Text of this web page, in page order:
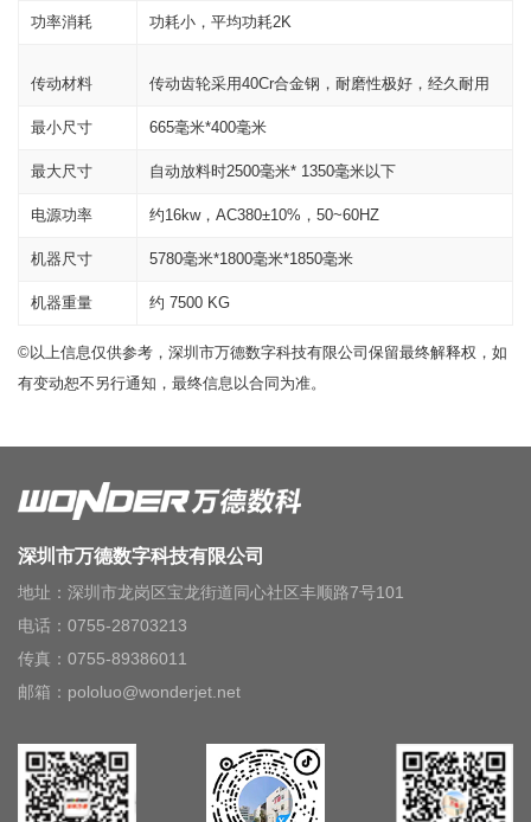
功率消耗 功耗小，平均功耗2K
传动材料 传动齿轮采用40Cr合金钢，耐磨性极好，经久耐用
最小尺寸 665毫米*400毫米
最大尺寸 自动放料时2500毫米* 1350毫米以下
电源功率 约16kw，AC380±10%，50~60HZ
机器尺寸 5780毫米*1800毫米*1850毫米
机器重量 约 7500 KG
©以上信息仅供参考，深圳市万德数字科技有限公司保留最终解释权，如
有变动恕不另行通知，最终信息以合同为准。
深圳市万德数字科技有限公司
地址：深圳市龙岗区宝龙街道同心社区丰顺路7号101
电话：0755-28703213
传真：0755-89386011
邮箱：pololuo@wonderjet.net